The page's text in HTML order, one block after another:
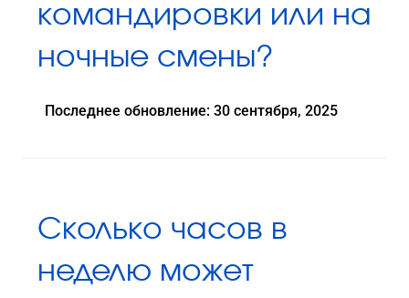
командировки или на
ночные смены?
Последнее обновление: 30 сентября, 2025
Сколько часов в
неделю может